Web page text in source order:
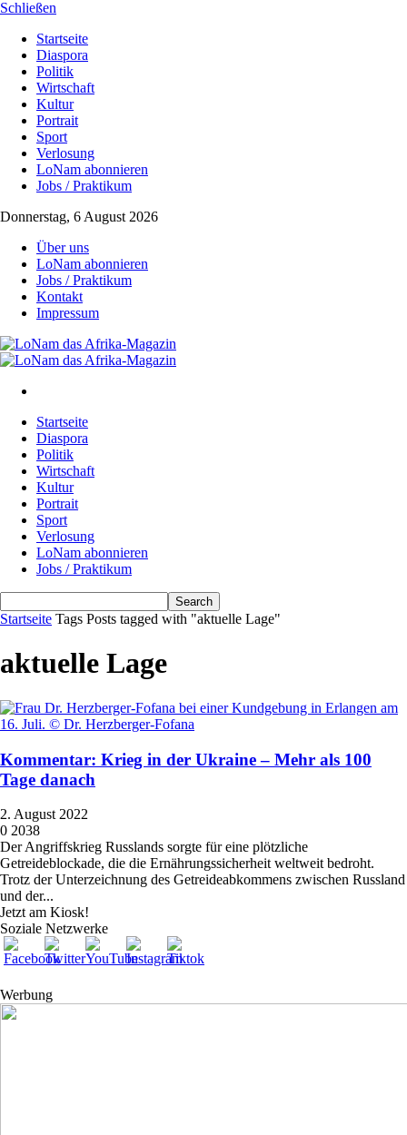
Schließen
Startseite
Diaspora
Politik
Wirtschaft
Kultur
Portrait
Sport
Verlosung
LoNam abonnieren
Jobs / Praktikum
Donnerstag, 6 August 2026
Über uns
LoNam abonnieren
Jobs / Praktikum
Kontakt
Impressum
Startseite
Diaspora
Politik
Wirtschaft
Kultur
Portrait
Sport
Verlosung
LoNam abonnieren
Jobs / Praktikum
Startseite Tags Posts tagged with "aktuelle Lage"
aktuelle Lage
Kommentar: Krieg in der Ukraine – Mehr als 100
Tage danach
2. August 2022
0 2038
Der Angriffskrieg Russlands sorgte für eine plötzliche
Getreideblockade, die die Ernährungssicherheit weltweit bedroht.
Trotz der Unterzeichnung des Getreideabkommens zwischen Russland
und der...
Jetzt am Kiosk!
Soziale Netzwerke
Werbung